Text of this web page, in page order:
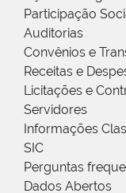
Participação
Auditorias
Convênios e
Receitas e
Licitações e
Servidores
Informações
SIC
Perguntas
Dados Abertos